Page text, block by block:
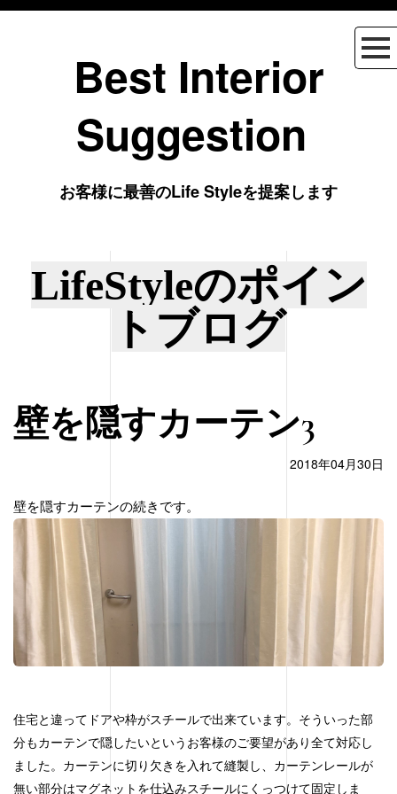
Best Interior
Suggestion
お客様に最善のLife Styleを提案します
LifeStyleのポイン
トブログ
壁を隠すカーテン3
2018年04月30日
壁を隠すカーテンの続きです。
住宅と違ってドアや枠がスチールで出来ています。そういった部
分もカーテンで隠したいというお客様のご要望があり全て対応し
ました。カーテンに切り欠きを入れて縫製し、カーテンレールが
無い部分はマグネットを仕込みスチールにくっつけて固定しま